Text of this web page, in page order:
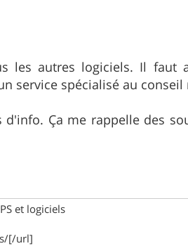
les autres logiciels. Il
service spécialisé au
Ça me rappelle des
et logiciels
[/url]